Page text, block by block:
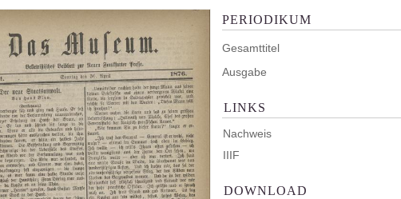
PERIODIKUM
Gesamttitel
Ausgabe
LINKS
Nachweis
IIIF
DOWNLOAD